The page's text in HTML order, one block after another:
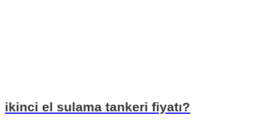
ikinci el sulama tankeri fiyatı?